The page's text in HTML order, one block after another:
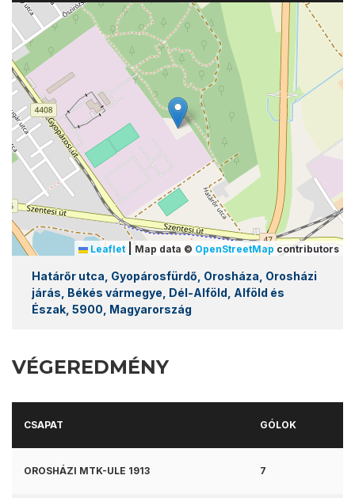
Leaflet Map data © OpenStreetMap contributors
Határőr utca, Gyopárosfürdő, Orosháza, Orosházi
járás, Békés vármegye, Dél-Alföld, Alföld és
Észak, 5900, Magyarország
VÉGEREDMÉNY
CSAPAT GÓLOK
OROSHÁZI MTK-ULE 1913 7